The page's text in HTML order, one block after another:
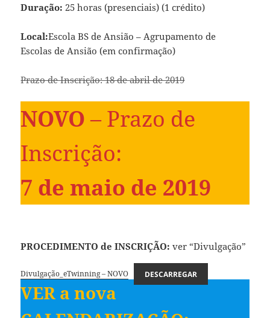
Duração: 25 horas (presenciais) (1 crédito)
Local:Escola BS de Ansião – Agrupamento de
Escolas de Ansião (em confirmação)
Prazo de Inscrição: 18 de abril de 2019
NOVO– Prazo de
Inscrição:
7 de maio de 2019
PROCEDIMENTO de INSCRIÇÃO:ver “Divulgação”
Divulgação_eTwinning – NOVO DESCARREGAR
VER a nova